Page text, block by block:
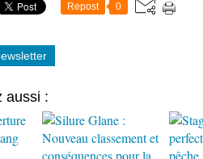
Repost 0
aussi :